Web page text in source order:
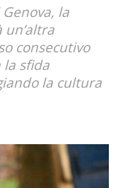
la
un’altra
consecutivo
la sfida
la cultura